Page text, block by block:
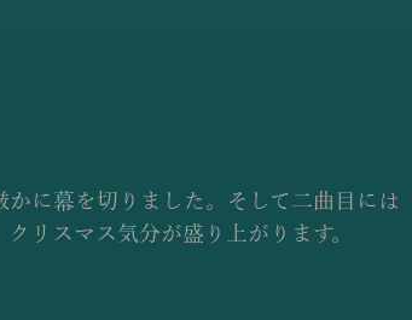
に幕を切りました。そして二曲目には
リスマス気分が盛り上がります。